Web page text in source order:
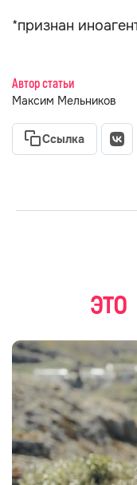
*признан
Автор статьи
Максим Мельников
Ссылка